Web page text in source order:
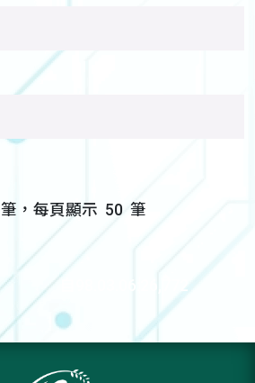
筆，每頁顯示 50 筆
自98.03.06:26,772